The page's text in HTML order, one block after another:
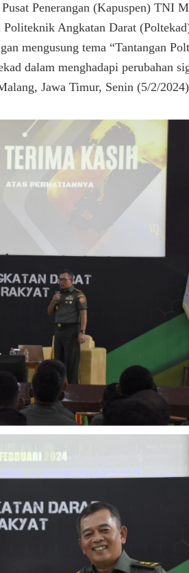
Sebagai
Modal
Ketahanan
dan
Kemandirian
Penerangan (Kapuspen)
Angkatan Darat
mengusung tema “Tantangan
dalam menghadapi perubahan
Jawa Timur, Senin (5/2/